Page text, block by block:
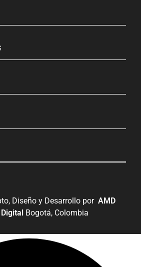
Diseño y Desarrollo por AMD
Bogotá, Colombia